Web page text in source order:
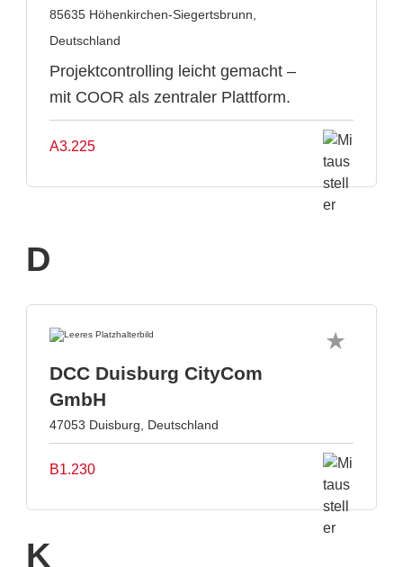
85635 Höhenkirchen-Siegertsbrunn,
Deutschland
Projektcontrolling leicht gemacht –
mit COOR als zentraler Plattform.
A3.225
D
DCC Duisburg CityCom
GmbH
47053 Duisburg, Deutschland
B1.230
K